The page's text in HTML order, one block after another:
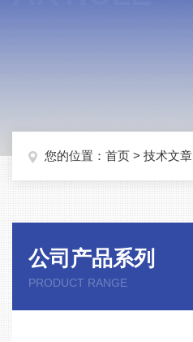
您的位置： 首页 > 技术文章
公司产品系列
PRODUCT RANGE